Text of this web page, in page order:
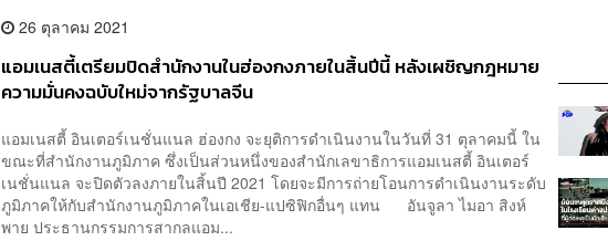
26 ตุลาคม 2021
แอมเนสตี้เตรียมปิดสำนักงานในฮ่องกงภายในสิ้นปีนี้ หลังเผชิญกฎหมาย
ความมั่นคงฉบับใหม่จากรัฐบาลจีน
แอมเนสตี้ อินเตอร์เนชั่นแนล ฮ่องกง จะยุติการดำเนินงานในวันที่ 31 ตุลาคมนี้ ใน
ขณะที่สำนักงานภูมิภาค ซึ่งเป็นส่วนหนึ่งของสำนักเลขาธิการแอมเนสตี้ อินเตอร์
เนชั่นแนล จะปิดตัวลงภายในสิ้นปี 2021 โดยจะมีการถ่ายโอนการดำเนินงานระดับ
ภูมิภาคให้กับสำนักงานภูมิภาคในเอเชีย-แปซิฟิกอื่นๆ แทน อันจูลา ไมอา สิงห์
พาย ประธานกรรมการสากลแอม...